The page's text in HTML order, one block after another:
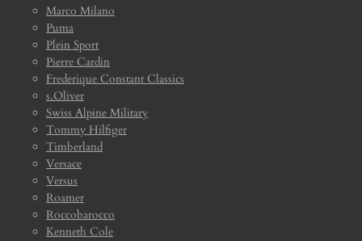
Marco Milano
Puma
Plein Sport
Pierre Cardin
Frederique Constant Classics
s.Oliver
Swiss Alpine Military
Tommy Hilfiger
Timberland
Versace
Versus
Roamer
Roccobarocco
Kenneth Cole